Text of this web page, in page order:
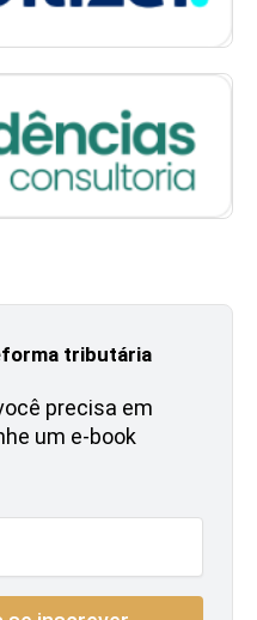
tributária
precisa em
um e-book